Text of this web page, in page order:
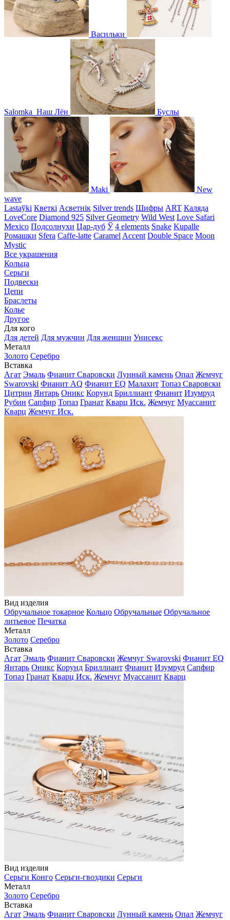
Васильки
Salomka Наш Лён Буслы
Maki
New
wave
Lastaўki Кветкі Асветнiк Silver trends Шифры ART Каляда
LoveCore Diamond 925 Silver Geometry Wild West Love Safari
Mexico Подсолнухи Цар-дуб Ў 4 elements Snake Kupalle
Ромашки Sfera Caffe-latte Caramel Accent Double Space Moon
Mystic
Все украшения
Кольца
Серьги
Подвески
Цепи
Браслеты
Колье
Другое
Для кого
Для детей Для мужчин Для женщин Унисекс
Металл
Золото Серебро
Вставка
Агат Эмаль Фианит Сваровски Лунный камень Опал Жемчуг
Swarovski Фианит AQ Фианит EQ Малахит Топаз Сваровски
Цитрин Янтарь Оникс Корунд Бриллиант Фианит Изумруд
Рубин Сапфир Топаз Гранат Кварц Иск. Жемчуг Муассанит
Кварц Жемчуг Иск.
Вид изделия
Обручальное токарное Кольцо Обручальные Обручальное
литьевое Печатка
Металл
Золото Серебро
Вставка
Агат Эмаль Фианит Сваровски Жемчуг Swarovski Фианит EQ
Янтарь Оникс Корунд Бриллиант Фианит Изумруд Сапфир
Топаз Гранат Кварц Иск. Жемчуг Муассанит Кварц
Вид изделия
Серьги Конго Серьги-гвоздики Серьги
Металл
Золото Серебро
Вставка
Агат Эмаль Фианит Сваровски Лунный камень Опал Жемчуг